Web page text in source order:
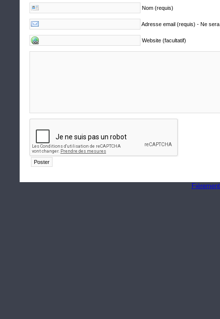
Nom (requis)
Adresse email (requis) - Ne
Website (facultatif)